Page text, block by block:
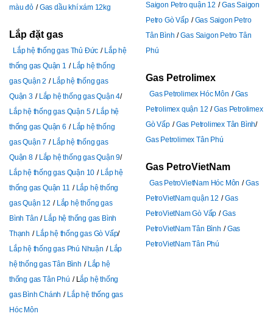
màu đỏ
Gas dầu khí xám 12kg
Lắp đặt gas
Lắp hệ thống gas Thủ Đức
Lắp hệ
thống gas Quận 1
Lắp hệ thống
gas Quận 2
Lắp hệ thống gas
Quận 3
Lắp hệ thống gas Quận 4
Lắp hệ thống gas Quận 5
Lắp hệ
thống gas Quận 6
Lắp hệ thống
gas Quận 7
Lắp hệ thống gas
Quận 8
Lắp hệ thống gas Quận 9
Lắp hệ thống gas Quận 10
Lắp hệ
thống gas Quận 11
Lắp hệ thống
gas Quận 12
Lắp hệ thống gas
Bình Tân
Lắp hệ thống gas Bình
Thạnh
Lắp hệ thống gas Gò Vấp
Lắp hệ thống gas Phú Nhuận
Lắp
hệ thống gas Tân Bình
Lắp hệ
thống gas Tân Phú
Lắp hệ thống
gas Bình Chánh
Lắp hệ thống gas
Hóc Môn
Saigon Petro quận 12
Gas Saigon
Petro Gò Vấp
Gas Saigon Petro
Tân Bình
Gas Saigon Petro Tân
Phú
Gas Petrolimex
Gas Petrolimex Hóc Môn
Gas
Petrolimex quận 12
Gas Petrolimex
Gò Vấp
Gas Petrolimex Tân Bình
Gas Petrolimex Tân Phú
Gas PetroVietNam
Gas PetroVietNam Hóc Môn
Gas
PetroVietNam quận 12
Gas
PetroVietNam Gò Vấp
Gas
PetroVietNam Tân Bình
Gas
PetroVietNam Tân Phú